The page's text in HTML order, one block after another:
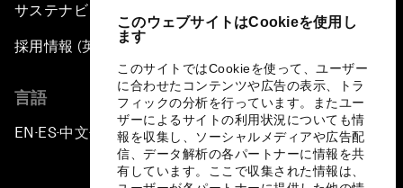
このウェブサイトはCookieを使用し
ます
このサイトではCookieを使って、ユーザー
に合わせたコンテンツや広告の表示、トラ
フィックの分析を行っています。またユー
ザーによるサイトの利用状況についても情
報を収集し、ソーシャルメディアや広告配
信、データ解析の各パートナーに情報を共
有しています。ここで収集された情報は、
サステナビリティへの取り組み
採用情報 (英語のみ)
言語
EN ▪ES▪中文▪ 日本語